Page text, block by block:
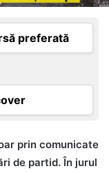
preferată
prin comunicate
de partid. În jurul